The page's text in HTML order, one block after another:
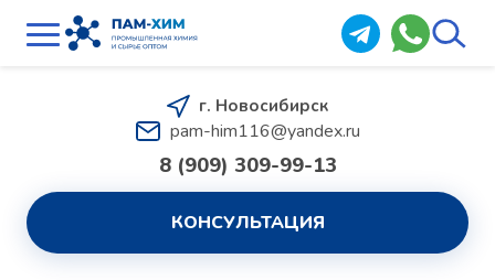
г. Новосибирск
pam-him116@yandex.ru
8 (909) 309-99-13
КОНСУЛЬТАЦИЯ